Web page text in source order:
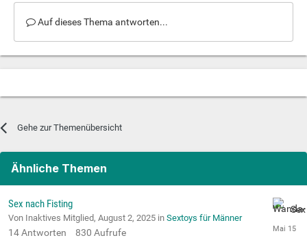
Auf dieses Thema antworten...
Gehe zur Themenübersicht
Ähnliche Themen
Sex nach Fisting
Von Inaktives Mitglied, August 2, 2025 in Sextoys für Männer
14Antworten 830 Aufrufe